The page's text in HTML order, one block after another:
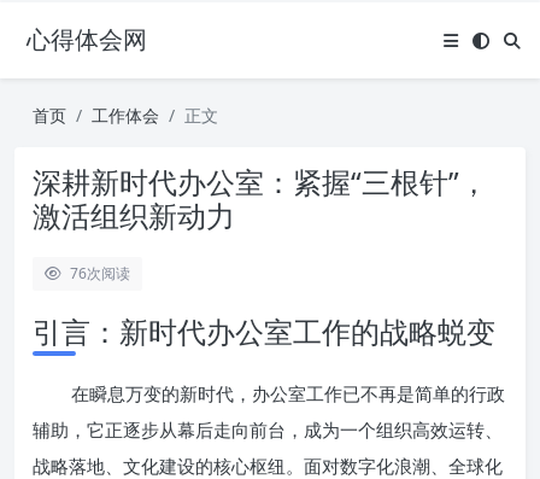
心得体会网
首页 工作体会 正文
深耕新时代办公室：紧握“三根针”，
激活组织新动力
76次阅读
引言：新时代办公室工作的战略蜕变
在瞬息万变的新时代，办公室工作已不再是简单的行政
辅助，它正逐步从幕后走向前台，成为一个组织高效运转、
战略落地、文化建设的核心枢纽。面对数字化浪潮、全球化